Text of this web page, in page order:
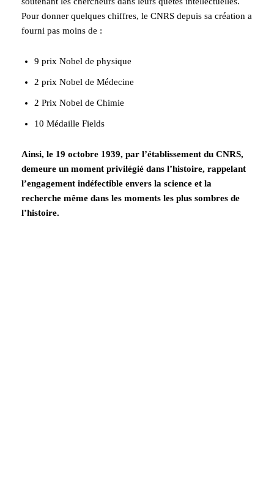
Pour donner quelques chiffres, le CNRS depuis sa création a
fourni pas moins de :
9 prix Nobel de physique
2 prix Nobel de Médecine
2 Prix Nobel de Chimie
10 Médaille Fields
Ainsi, le 19 octobre 1939, par l’établissement du CNRS,
demeure un moment privilégié dans l’histoire, rappelant
l’engagement indéfectible envers la science et la
recherche même dans les moments les plus sombres de
l’histoire.